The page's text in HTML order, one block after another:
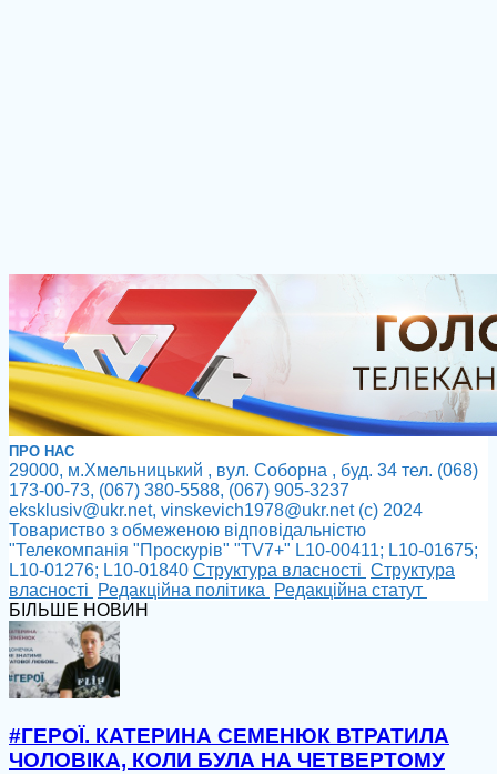
ПРО НАС
29000, м.Хмельницький , вул. Соборна , буд. 34 тел. (068)
173-00-73, (067) 380-5588, (067) 905-3237
eksklusiv@ukr.net, vinskevich1978@ukr.net (с) 2024
Товариство з обмеженою відповідальністю
"Телекомпанія "Проскурів" "TV7+" L10-00411; L10-01675;
L10-01276; L10-01840 Cтруктура власності Cтруктура
власності
Редакційна політика
Редакційна статут
БІЛЬШЕ НОВИН
#ГЕРОЇ. КАТЕРИНА СЕМЕНЮК ВТРАТИЛА
ЧОЛОВІКА, КОЛИ БУЛА НА ЧЕТВЕРТОМУ